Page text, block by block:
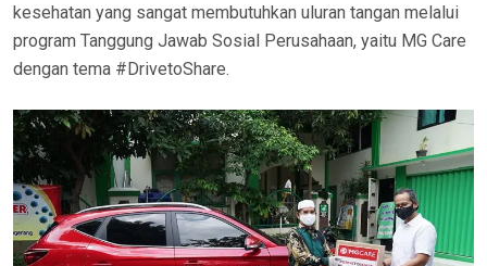
kesehatan yang sangat membutuhkan uluran tangan melalui
program Tanggung Jawab Sosial Perusahaan, yaitu MG Care
dengan tema #DrivetoShare.